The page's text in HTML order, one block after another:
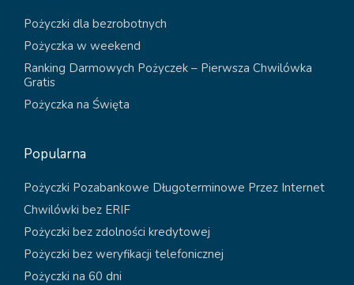
Pożyczki dla bezrobotnych
Pożyczka w weekend
Ranking Darmowych Pożyczek – Pierwsza Chwilówka
Gratis
Pożyczka na Święta
Popularna
Pożyczki Pozabankowe Długoterminowe Przez Internet
Chwilówki bez ERIF
Pożyczki bez zdolności kredytowej
Pożyczki bez weryfikacji telefonicznej
Pożyczki na 60 dni